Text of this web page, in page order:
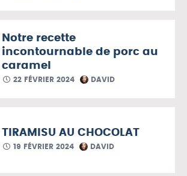
Notre recette
incontournable de porc au
caramel
22 FÉVRIER 2024 DAVID
TIRAMISU AU CHOCOLAT
19 FÉVRIER 2024 DAVID